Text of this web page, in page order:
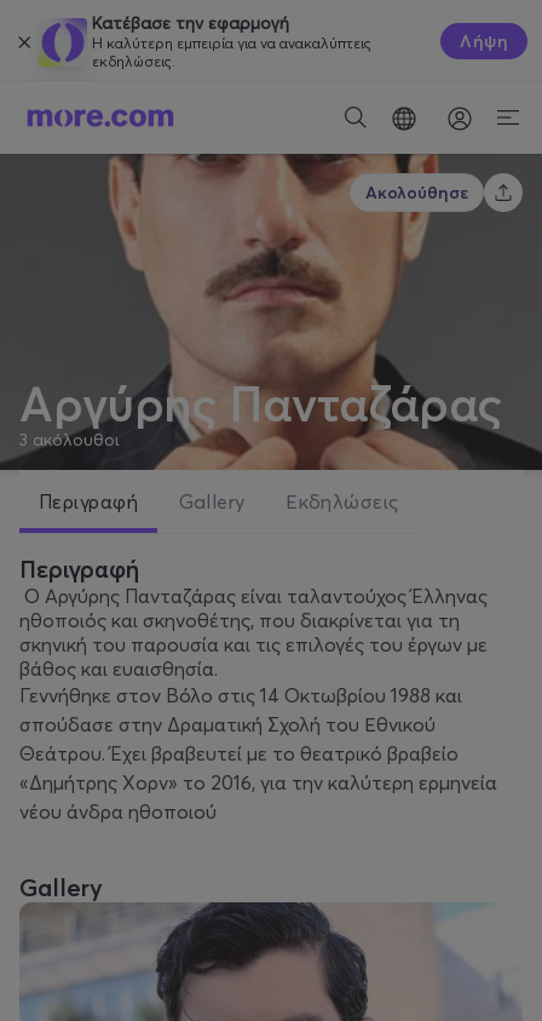
Κατέβασε την εφαρμογή
Η καλύτερη εμπειρία για να ανακαλύπτεις
εκδηλώσεις.
Λήψη
Αργύρης Πανταζάρας
3 ακόλουθοι
Ακολούθησε
Περιγραφή Gallery Εκδηλώσεις
Περιγραφή
Ο Αργύρης Πανταζάρας είναι ταλαντούχος Έλληνας
ηθοποιός και σκηνοθέτης, που διακρίνεται για τη
σκηνική του παρουσία και τις επιλογές του έργων με
βάθος και ευαισθησία.
Γεννήθηκε στον Βόλο στις 14 Οκτωβρίου 1988 και
σπούδασε στην Δραματική Σχολή του Εθνικού
Θεάτρου. Έχει βραβευτεί με το θεατρικό βραβείο
«Δημήτρης Χορν» το 2016, για την καλύτερη ερμηνεία
νέου άνδρα ηθοποιού
Gallery